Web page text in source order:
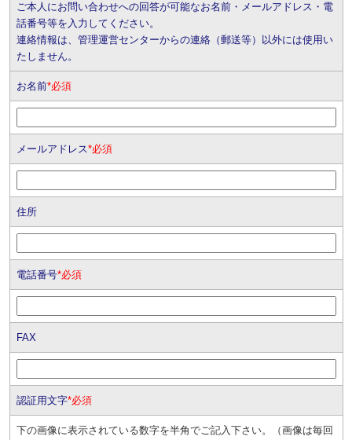
ご本人にお問い合わせへの回答が可能なお名前・メールアドレス・電
話番号等を入力してください。
連絡情報は、管理運営センターからの連絡（郵送等）以外には使用い
たしません。
お名前*必須
メールアドレス*必須
住所
電話番号*必須
FAX
認証用文字*必須
下の画像に表示されている数字を半角でご記入下さい。（画像は毎回